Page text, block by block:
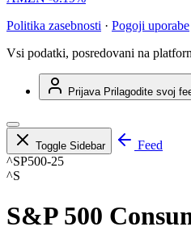
Politika zasebnosti · Pogoji uporabe
Vsi podatki, posredovani na
Prijava Prilagodite svoj
Toggle Sidebar
Feed
^SP500-25
^S
S&P 500